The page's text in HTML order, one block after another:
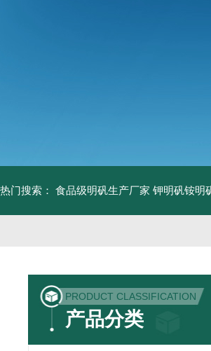
热门搜索： 食品级明矾生产厂家 钾明矾铵明
PRODUCT CLASSIFICATION
产品分类